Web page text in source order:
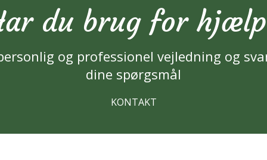
du brug for
og professionel vejledning og
dine spørgsmål
KONTAKT